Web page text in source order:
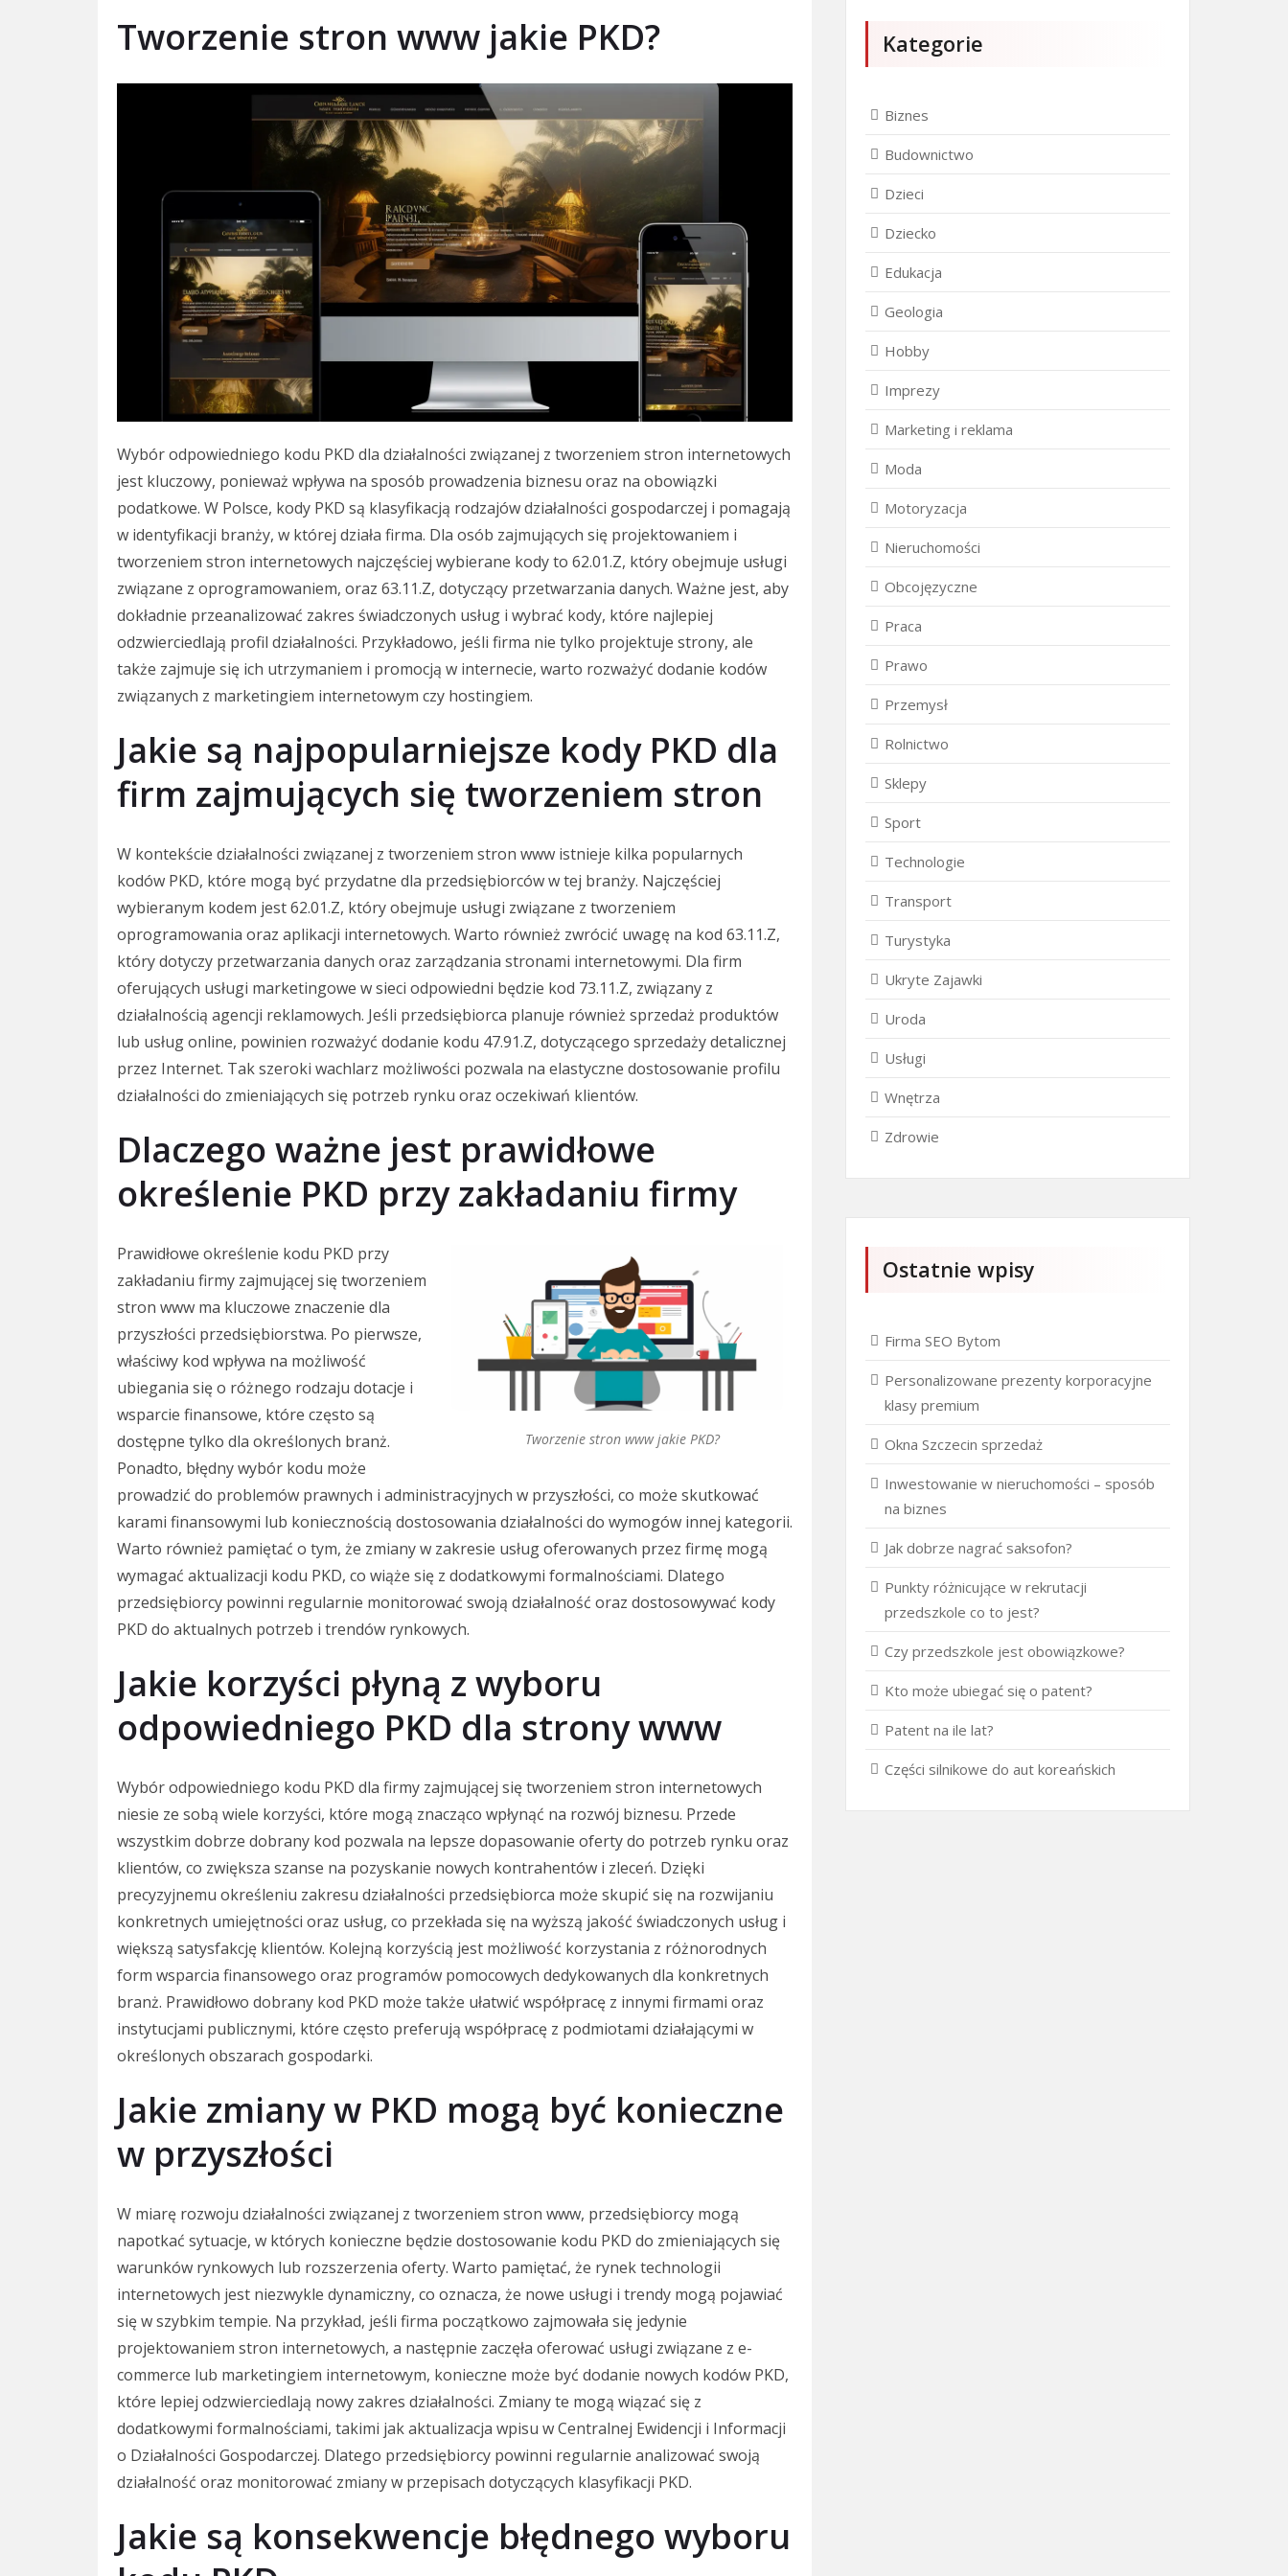
Tworzenie stron www jakie PKD?
Wybór odpowiedniego kodu PKD dla działalności związanej z tworzeniem stron internetowych
jest kluczowy, ponieważ wpływa na sposób prowadzenia biznesu oraz na obowiązki
podatkowe. W Polsce, kody PKD są klasyfikacją rodzajów działalności gospodarczej i pomagają
w identyfikacji branży, w której działa firma. Dla osób zajmujących się projektowaniem i
tworzeniem stron internetowych najczęściej wybierane kody to 62.01.Z, który obejmuje usługi
związane z oprogramowaniem, oraz 63.11.Z, dotyczący przetwarzania danych. Ważne jest, aby
dokładnie przeanalizować zakres świadczonych usług i wybrać kody, które najlepiej
odzwierciedlają profil działalności. Przykładowo, jeśli firma nie tylko projektuje strony, ale
także zajmuje się ich utrzymaniem i promocją w internecie, warto rozważyć dodanie kodów
związanych z marketingiem internetowym czy hostingiem.
Jakie są najpopularniejsze kody PKD dla
firm zajmujących się tworzeniem stron
W kontekście działalności związanej z tworzeniem stron www istnieje kilka popularnych
kodów PKD, które mogą być przydatne dla przedsiębiorców w tej branży. Najczęściej
wybieranym kodem jest 62.01.Z, który obejmuje usługi związane z tworzeniem
oprogramowania oraz aplikacji internetowych. Warto również zwrócić uwagę na kod 63.11.Z,
który dotyczy przetwarzania danych oraz zarządzania stronami internetowymi. Dla firm
oferujących usługi marketingowe w sieci odpowiedni będzie kod 73.11.Z, związany z
działalnością agencji reklamowych. Jeśli przedsiębiorca planuje również sprzedaż produktów
lub usług online, powinien rozważyć dodanie kodu 47.91.Z, dotyczącego sprzedaży detalicznej
przez Internet. Tak szeroki wachlarz możliwości pozwala na elastyczne dostosowanie profilu
działalności do zmieniających się potrzeb rynku oraz oczekiwań klientów.
Dlaczego ważne jest prawidłowe
określenie PKD przy zakładaniu firmy
Tworzenie stron www jakie PKD?
Prawidłowe określenie kodu PKD przy
zakładaniu firmy zajmującej się tworzeniem
stron www ma kluczowe znaczenie dla
przyszłości przedsiębiorstwa. Po pierwsze,
właściwy kod wpływa na możliwość
ubiegania się o różnego rodzaju dotacje i
wsparcie finansowe, które często są
dostępne tylko dla określonych branż.
Ponadto, błędny wybór kodu może
prowadzić do problemów prawnych i administracyjnych w przyszłości, co może skutkować
karami finansowymi lub koniecznością dostosowania działalności do wymogów innej kategorii.
Warto również pamiętać o tym, że zmiany w zakresie usług oferowanych przez firmę mogą
wymagać aktualizacji kodu PKD, co wiąże się z dodatkowymi formalnościami. Dlatego
przedsiębiorcy powinni regularnie monitorować swoją działalność oraz dostosowywać kody
PKD do aktualnych potrzeb i trendów rynkowych.
Jakie korzyści płyną z wyboru
odpowiedniego PKD dla strony www
Wybór odpowiedniego kodu PKD dla firmy zajmującej się tworzeniem stron internetowych
niesie ze sobą wiele korzyści, które mogą znacząco wpłynąć na rozwój biznesu. Przede
wszystkim dobrze dobrany kod pozwala na lepsze dopasowanie oferty do potrzeb rynku oraz
klientów, co zwiększa szanse na pozyskanie nowych kontrahentów i zleceń. Dzięki
precyzyjnemu określeniu zakresu działalności przedsiębiorca może skupić się na rozwijaniu
konkretnych umiejętności oraz usług, co przekłada się na wyższą jakość świadczonych usług i
większą satysfakcję klientów. Kolejną korzyścią jest możliwość korzystania z różnorodnych
form wsparcia finansowego oraz programów pomocowych dedykowanych dla konkretnych
branż. Prawidłowo dobrany kod PKD może także ułatwić współpracę z innymi firmami oraz
instytucjami publicznymi, które często preferują współpracę z podmiotami działającymi w
określonych obszarach gospodarki.
Jakie zmiany w PKD mogą być konieczne
w przyszłości
W miarę rozwoju działalności związanej z tworzeniem stron www, przedsiębiorcy mogą
napotkać sytuacje, w których konieczne będzie dostosowanie kodu PKD do zmieniających się
warunków rynkowych lub rozszerzenia oferty. Warto pamiętać, że rynek technologii
internetowych jest niezwykle dynamiczny, co oznacza, że nowe usługi i trendy mogą pojawiać
się w szybkim tempie. Na przykład, jeśli firma początkowo zajmowała się jedynie
projektowaniem stron internetowych, a następnie zaczęła oferować usługi związane z e-
commerce lub marketingiem internetowym, konieczne może być dodanie nowych kodów PKD,
które lepiej odzwierciedlają nowy zakres działalności. Zmiany te mogą wiązać się z
dodatkowymi formalnościami, takimi jak aktualizacja wpisu w Centralnej Ewidencji i Informacji
o Działalności Gospodarczej. Dlatego przedsiębiorcy powinni regularnie analizować swoją
działalność oraz monitorować zmiany w przepisach dotyczących klasyfikacji PKD.
Jakie są konsekwencje błędnego wyboru
Kategorie
Biznes
Budownictwo
Dzieci
Dziecko
Edukacja
Geologia
Hobby
Imprezy
Marketing i reklama
Moda
Motoryzacja
Nieruchomości
Obcojęzyczne
Praca
Prawo
Przemysł
Rolnictwo
Sklepy
Sport
Technologie
Transport
Turystyka
Ukryte Zajawki
Uroda
Usługi
Wnętrza
Zdrowie
Ostatnie wpisy
Firma SEO Bytom
Personalizowane prezenty korporacyjne
klasy premium
Okna Szczecin sprzedaż
Inwestowanie w nieruchomości – sposób
na biznes
Jak dobrze nagrać saksofon?
Punkty różnicujące w rekrutacji
przedszkole co to jest?
Czy przedszkole jest obowiązkowe?
Kto może ubiegać się o patent?
Patent na ile lat?
Części silnikowe do aut koreańskich